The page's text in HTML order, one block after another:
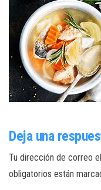
Deja una
Tu dirección de correo
obligatorios están